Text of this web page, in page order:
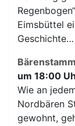
Eimsbüttel
Geschichte…
um 18:00
Wie an
Nordbären
gewohnt,